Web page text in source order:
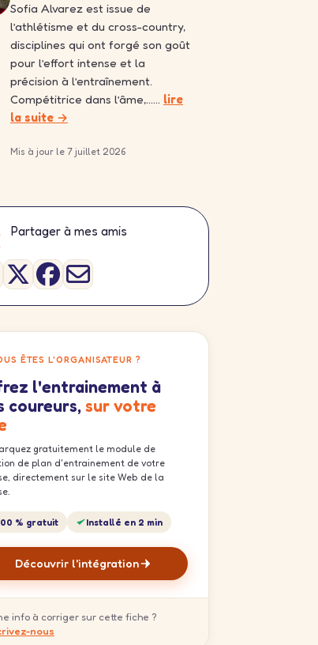
Sofia Alvarez est issue de
l’athlétisme et du cross-country,
disciplines qui ont forgé son goût
pour l’effort intense et la
précision à l’entraînement.
Compétitrice dans l’âme,…… lire
la suite →
Mis à jour le 7 juillet 2026
Partager à mes amis
ÊTES L'ORGANISATEUR ?
l'entrainement à
coureurs, sur votre
gratuitement le module de
de plan d'entrainement de votre
directement sur le site Web de la
% gratuit Installé en 2 min
Découvrir l'intégration
info à corriger sur cette fiche ?
nous